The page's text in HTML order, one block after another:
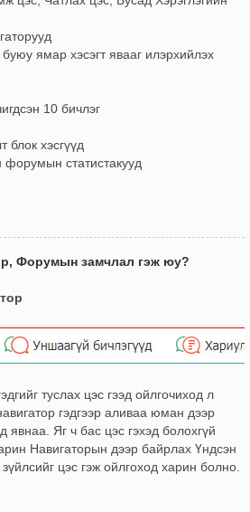
ямар хэсэгт явааг илэрхийлэх
10 бичлэг
блок хэсгүүд
форумын статистакууд
Форумын замчлал гэж юу?
туслах цэс гээд ойлгочиход л
гэдгээр аливаа юман дээр
явнаа. Яг ч бас цэс гэхэд болохгүй
Навигаторын дээр байрлах Үндсэн
цэс гэж ойлгоход харин болно.